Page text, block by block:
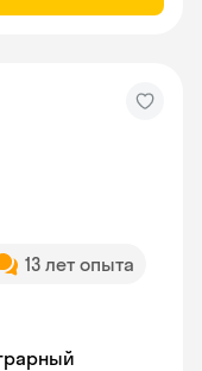
13 лет опыта